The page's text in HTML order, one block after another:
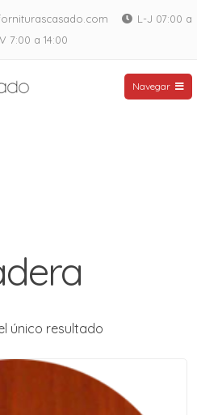
L-J 07:00 a
7:00 a 14:00
Fornituras Casado
Navegar
único resultado